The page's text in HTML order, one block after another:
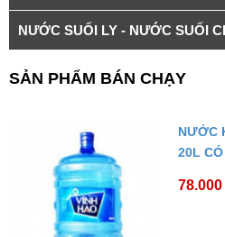
NƯỚC SUỐI LY - NƯỚC SUỐI
SẢN PHẨM BÁN CHẠY
NƯỚC
20L CÓ
78.000